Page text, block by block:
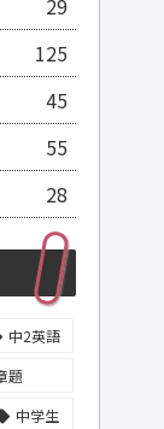
29
125
45
55
28
中2英語
題
中学生